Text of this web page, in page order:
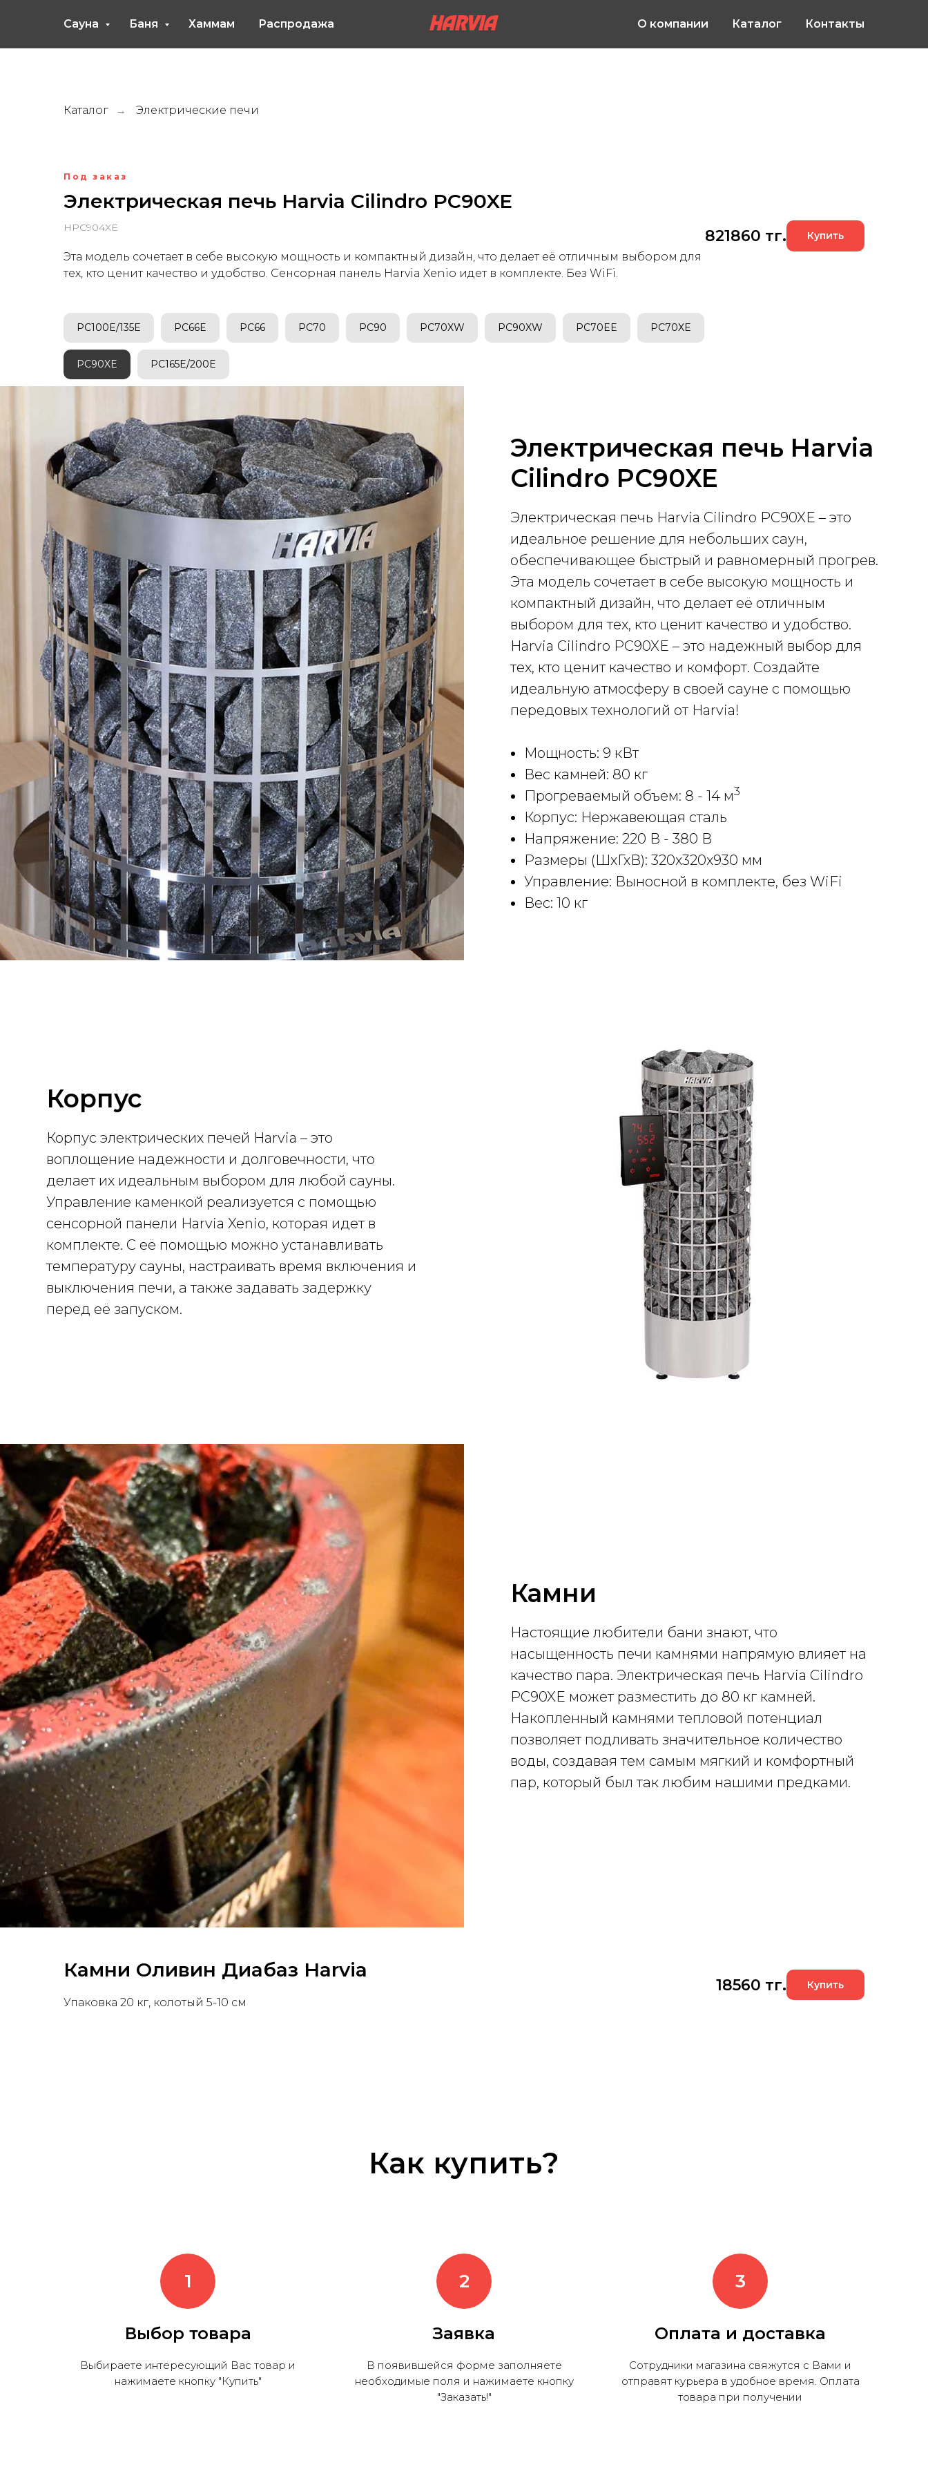
Сауна Баня Хаммам Распродажа О компании Каталог Контакты
Каталог → Электрические печи
Под заказ
Электрическая печь Harvia Cilindro PC90XE
HPC904XE
Эта модель сочетает в себе высокую мощность и компактный дизайн, что делает её отличным выбором для
тех, кто ценит качество и удобство. Сенсорная панель Harvia Xenio идет в комплекте. Без WiFi.
821860 тг. Купить
PC100E/135E PC66E PC66 PC70 PC90 PC70XW PC90XW PC70EE PC70XE
PC90XE PC165E/200E
Электрическая печь Harvia
Cilindro PC90XE
Электрическая печь Harvia Cilindro PC90XE – это
идеальное решение для небольших саун,
обеспечивающее быстрый и равномерный прогрев.
Эта модель сочетает в себе высокую мощность и
компактный дизайн, что делает её отличным
выбором для тех, кто ценит качество и удобство.
Harvia Cilindro PC90XE – это надежный выбор для
тех, кто ценит качество и комфорт. Создайте
идеальную атмосферу в своей сауне с помощью
передовых технологий от Harvia!
Мощность: 9 кВт
Вес камней: 80 кг
Прогреваемый объем: 8 - 14 м3
Корпус: Нержавеющая сталь
Напряжение: 220 В - 380 В
Размеры (ШхГхВ): 320x320x930 мм
Управление: Выносной в комплекте, без WiFi
Вес: 10 кг
Корпус
Корпус электрических печей Harvia – это
воплощение надежности и долговечности, что
делает их идеальным выбором для любой сауны.
Управление каменкой реализуется с помощью
сенсорной панели Harvia Xenio, которая идет в
комплекте. С её помощью можно устанавливать
температуру сауны, настраивать время включения и
выключения печи, а также задавать задержку
перед её запуском.
Камни
Настоящие любители бани знают, что
насыщенность печи камнями напрямую влияет на
качество пара. Электрическая печь Harvia Cilindro
PC90XE может разместить до 80 кг камней.
Накопленный камнями тепловой потенциал
позволяет подливать значительное количество
воды, создавая тем самым мягкий и комфортный
пар, который был так любим нашими предками.
Камни Оливин Диабаз Harvia
Упаковка 20 кг, колотый 5-10 см
18560 тг. Купить
Как купить?
Выбор товара
Выбираете интересующий Вас товар и
нажимаете кнопку "Купить"
Заявка
В появившейся форме заполняете
необходимые поля и нажимаете кнопку
"Заказать!"
Оплата и доставка
Сотрудники магазина свяжутся с Вами и
отправят курьера в удобное время. Оплата
товара при получении